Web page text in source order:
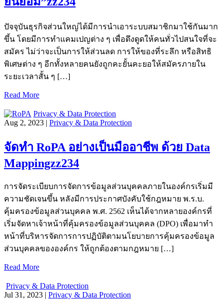
ปัจจุบันธุรกิจส่วนใหญ่ได้มีการนำเอาระบบสมาชิกมาใช้กันมาก
ขึ้น โดยมีการทำแคมเปญต่าง ๆ เพื่อดึงดูดให้คนทั่วไปสนใจที่จะ
สมัคร ไม่ว่าจะเป็นการให้ส่วนลด การให้ของที่ระลึก หรือสิทธิ
พิเศษต่าง ๆ อีกทั้งหลายคนยังถูกคะยั้นคะยอให้สมัครภายใน
ระยะเวลาสั้น ๆ […]
Read More
Privacy & Data Protection
Aug 2, 2023 | Privacy & Data Protection
จัดทำ RoPA อย่างเป็นมืออาชีพ ด้วย Data
Mappingzz234
การจัดระเบียบการจัดการข้อมูลส่วนบุคคลภายในองค์กรเริ่มมี
ความชัดเจนขึ้น หลังมีการประกาศบังคับใช้กฎหมาย พ.ร.บ.
คุ้มครองข้อมูลส่วนบุคคล พ.ศ. 2562 เห็นได้จากหลายองค์กรที่
เริ่มจัดหาเจ้าหน้าที่คุ้มครองข้อมูลส่วนบุคคล (DPO) เพื่อมาทำ
หน้าที่บริหารจัดการการปฏิบัติตามนโยบายการคุ้มครองข้อมูล
ส่วนบุคคลขององค์กร ให้ถูกต้องตามกฎหมาย […]
Read More
Privacy & Data Protection
Jul 31, 2023 | Privacy & Data Protection